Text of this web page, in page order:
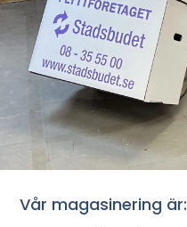
Vår magasinering är: